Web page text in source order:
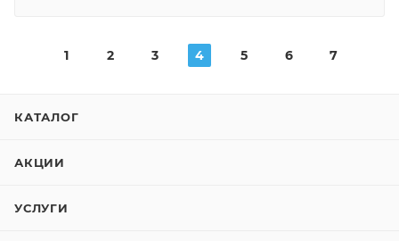
1 2 3 4 5 6 7
КАТАЛОГ
АКЦИИ
УСЛУГИ